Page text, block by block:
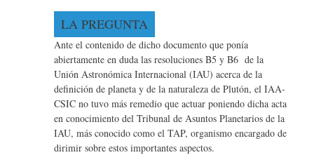
LA PREGUNTA
Ante el contenido de dicho documento que ponía
abiertamente en duda las resoluciones B5 y B6 de la
Unión Astronómica Internacional (IAU) acerca de la
definición de planeta y de la naturaleza de Plutón, el IAA-
CSIC no tuvo más remedio que actuar poniendo dicha acta
en conocimiento del Tribunal de Asuntos Planetarios de la
IAU, más conocido como el TAP, organismo encargado de
dirimir sobre estos importantes aspectos.